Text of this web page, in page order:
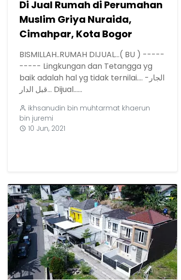
Di Jual Rumah di Perumahan
Muslim Griya Nuraida,
Cimahpar, Kota Bogor
BISMILLAH..RUMAH DIJUAL...( BU ) -----
----- Lingkungan dan Tetangga yg
baik adalah hal yg tidak ternilai.... -الجار
قبل الدار... Dijual......
ikhsanudin bin muhtarmat khaerun
bin juremi
10 Jun, 2021